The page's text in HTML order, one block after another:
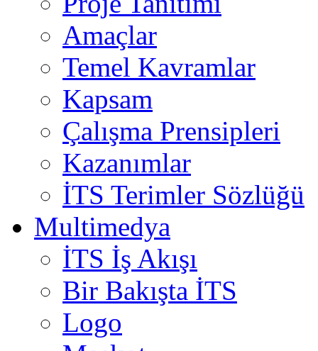
Amaçlar
Temel Kavramlar
Kapsam
Çalışma Prensipleri
Kazanımlar
İTS Terimler Sözlüğü
Multimedya
İTS İş Akışı
Bir Bakışta İTS
Logo